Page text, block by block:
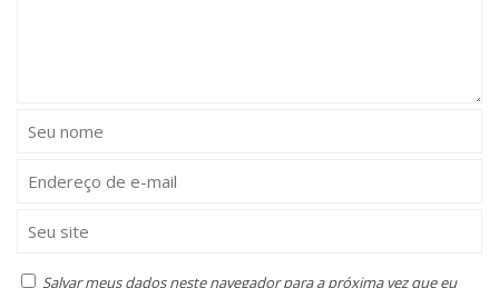
Salvar meus dados neste navegador para a próxima vez que eu